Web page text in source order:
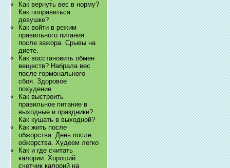
Как вернуть вес в норму?
Как поправиться
девушке?
Как войти в режим
правильного питания
после зажора. Срывы на
диете.
Как восстановить обмен
веществ? Набрала вес
после гормонального
сбоя. Здоровое
похудение
Как выстроить
правильное питание в
выходные и праздники?
Как кушать в выходной?
Как жить после
обжорства. День после
обжорства. Худеем легко
Как и где считать
калории. Хороший
счетчик калорий на